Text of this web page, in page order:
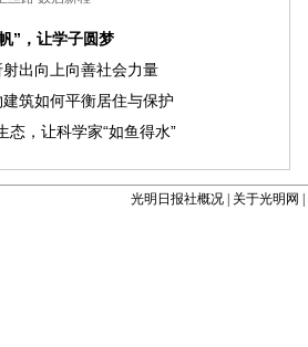
光明日报社概况 关于光明网